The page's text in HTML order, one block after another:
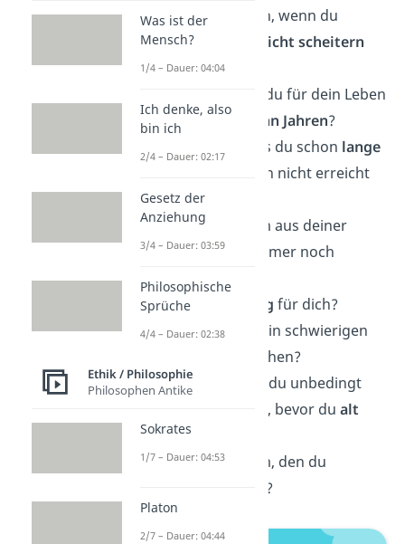
Was würdest du tun, wenn du
wüsstest, dass du
nicht scheitern
kannst?
Welche Vision hast du für dein Leben
in den nächsten
zehn Jahren?
Gibt es ein Ziel, dass du schon lange
, aber noch nicht erreicht
hast?
Gibt es einen Traum aus deiner
Kindheit, den du immer noch
verfolgst?
Was bedeutet
Erfolg für dich?
Was motiviert
dich in schwierigen
Zeiten weiterzumachen?
Was ist ein Ziel, das du unbedingt
erreichen möchtest, bevor du alt
wirst?
Gibt es einen Traum, den du
musstest?
Was ist der
Mensch?
1/4 – Dauer: 04:04
Ich denke, also
bin ich
2/4 – Dauer: 02:17
Gesetz der
Anziehung
3/4 – Dauer: 03:59
Philosophische
Sprüche
4/4 – Dauer: 02:38
Ethik / Philosophie
Philosophen Antike
Sokrates
1/7 – Dauer: 04:53
Platon
2/7 – Dauer: 04:44